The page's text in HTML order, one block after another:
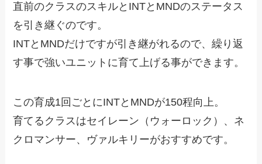
直前のクラスのスキルとINTとMNDのステータス
を引き継ぐのです。
INTとMNDだけですが引き継がれるので、繰り返
す事で強いユニットに育て上げる事ができます。
この育成1回ごとにINTとMNDが150程向上。
育てるクラスはセイレーン（ウォーロック）、ネ
クロマンサー、ヴァルキリーがおすすめです。